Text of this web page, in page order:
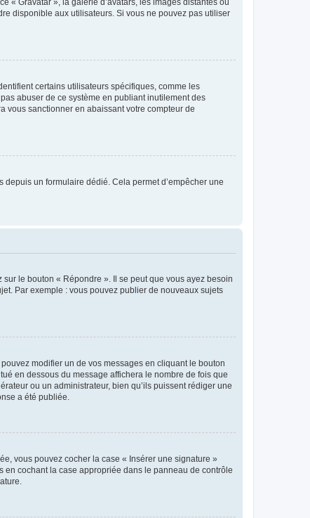
disponible aux utilisateurs. Si vous ne pouvez pas utiliser
certains utilisateurs spécifiques, comme les
abuser de ce système en publiant inutilement des
vous sanctionner en abaissant votre compteur de
un formulaire dédié. Cela permet d’empêcher une
le bouton « Répondre ». Il se peut que vous ayez besoin
Par exemple : vous pouvez publier de nouveaux sujets
modifier un de vos messages en cliquant le bouton
en dessous du message affichera le nombre de fois que
ou un administrateur, bien qu’ils puissent rédiger une
a été publiée.
vous pouvez cocher la case « Insérer une signature »
en cochant la case appropriée dans le panneau de contrôle